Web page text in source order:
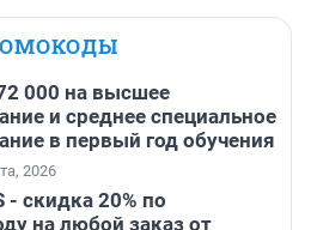
000 на высшее
и среднее специальное
в первый год обучения
2026
- скидка 20% по
на любой заказ от